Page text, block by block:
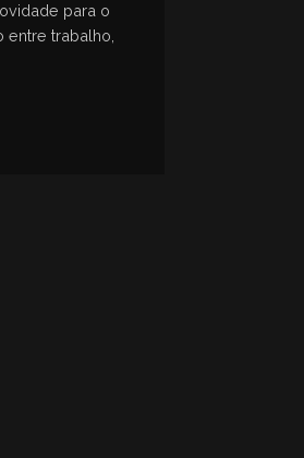
para o
trabalho,